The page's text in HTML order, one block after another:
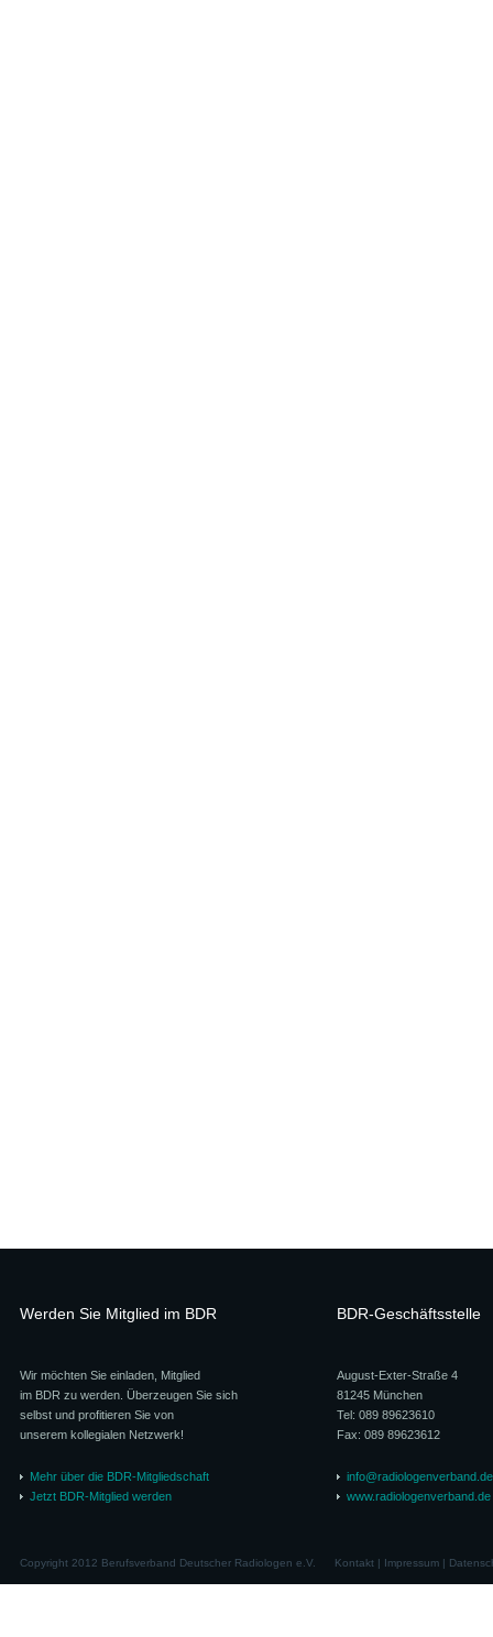
Werden Sie Mitglied im BDR
Wir möchten Sie einladen, Mitglied
im BDR zu werden. Überzeugen Sie sich
selbst und profitieren Sie von
unserem kollegialen Netzwerk!
Mehr über die BDR-Mitgliedschaft
Jetzt BDR-Mitglied werden
BDR-Geschäftsstelle
August-Exter-Straße 4
81245 München
Tel: 089 89623610
Fax: 089 89623612
info@radiologenverband.de
www.radiologenverband.de
Copyright 2012 Berufsverband Deutscher Radiologen e.V. Kontakt| Impressum|